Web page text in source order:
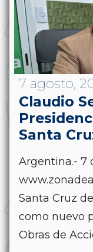
7 agosto,
Claudio
Santa
Argentina.- 7
Santa Cruz
como nuevo
Obras de